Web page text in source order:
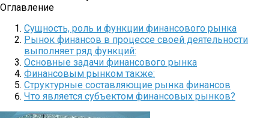
Оглавление
Сущность, роль и функции финансового рынка
Рынок финансов в процессе своей деятельности
выполняет ряд функций:
Основные задачи финансового рынка
Финансовым рынком также:
Структурные составляющие рынка финансов
Что является субъектом финансовых рынков?